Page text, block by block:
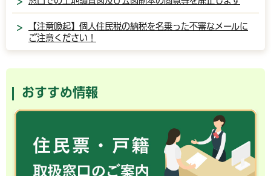
【注意喚起】個人住民税の納税を名乗った不審なメールに
ご注意ください！
おすすめ情報